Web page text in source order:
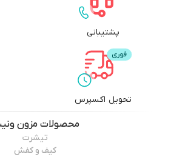
پشتیبانی
تحویل اکسپرس
محصولات مزون
تیشرت
کیف و کفش